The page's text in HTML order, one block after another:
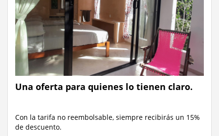
Una oferta para quienes lo tienen claro.
Con la tarifa no reembolsable, siempre recibirás un 15%
de descuento.